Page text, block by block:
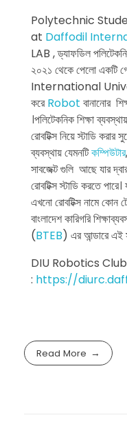
Polytechnic
at Daffodil
LAB , ড্যাফডিল
২০২১ থেকে পেলো
International
করেRobot বানানোর
।পলিটেকনিক শিক্ষা
রোবটিক্স নিয়ে স্টাডি
ব্যবস্থায় যেমনটিকম্পিউটার
সাবজেক্ট গুলি আছে যার
রোবটিক্স স্টাডি করতে
এখনো রোবটিক্স নামে কোন
বাংলাদেশ কারিগরি
(BTEB) এর আন্ডারে এই
DIU Robotics Club
: https://
Read More